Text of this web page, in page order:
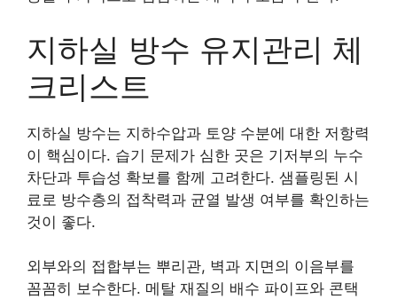
지하실 방수 유지관리 체
크리스트
지하실 방수는 지하수압과 토양 수분에 대한 저항력
이 핵심이다. 습기 문제가 심한 곳은 기저부의 누수
차단과 투습성 확보를 함께 고려한다. 샘플링된 시
료로 방수층의 접착력과 균열 발생 여부를 확인하는
것이 좋다.
외부와의 접합부는 뿌리관, 벽과 지면의 이음부를
꼼꼼히 보수한다. 메탈 재질의 배수 파이프와 콘택